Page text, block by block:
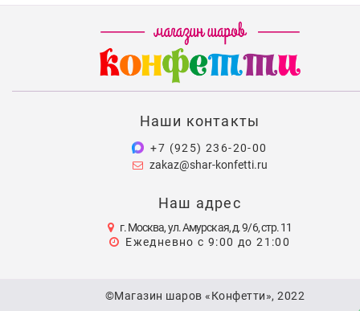
Наши контакты
+7 (925) 236-20-00
zakaz@shar-konfetti.ru
Наш адрес
г. Москва, ул. Амурская, д. 9/6, стр. 11
Ежедневно с 9:00 до 21:00
©Магазин шаров «Конфетти», 2022